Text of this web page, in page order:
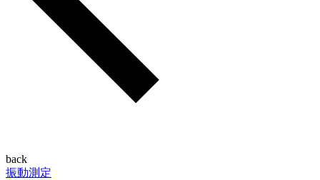
back
振動測定